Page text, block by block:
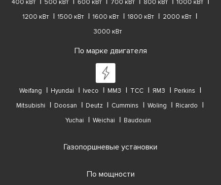
400 кВт
500 кВт 600 кВт 700 кВт 800 кВт
1000 кВт
1200 кВт
1500 кВт 1600 кВт 1800 кВт
2000 кВт
3000 кВт
По марке двигателя
Weifang Hyundai Iveco ММЗ ТСС ЯМЗ
Perkins
Mitsubishi
Doosan Deutz Cummins Woling
Ricardo
Yuchai
Weichai Baudouin
Газопоршневые установки
По мощности